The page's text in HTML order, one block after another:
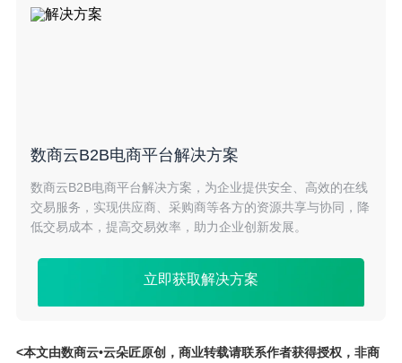
数商云B2B电商平台解决方案
数商云B2B电商平台解决方案，为企业提供安全、高效的在线
交易服务，实现供应商、采购商等各方的资源共享与协同，降
低交易成本，提高交易效率，助力企业创新发展。
立即获取解决方案
<本文由数商云•云朵匠原创，商业转载请联系作者获得授权，非商